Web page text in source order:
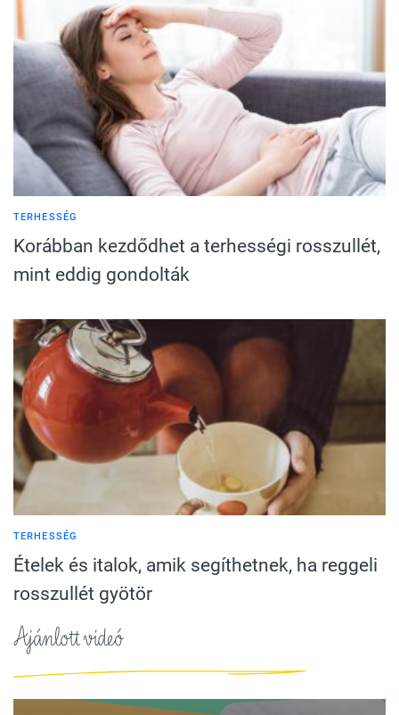
TERHESSÉG
Korábban kezdődhet a terhességi rosszullét,
mint eddig gondolták
TERHESSÉG
Ételek és italok, amik segíthetnek, ha reggeli
rosszullét gyötör
Ajánlott videó